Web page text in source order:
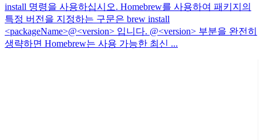
install 명령을 사용하십시오. Homebrew를 사용하여 패키지의
특정 버전을 지정하는 구문은 brew install
<packageName>@<version> 입니다. @<version> 부분을 완전히
생략하면 Homebrew는 사용 가능한 최신 ...